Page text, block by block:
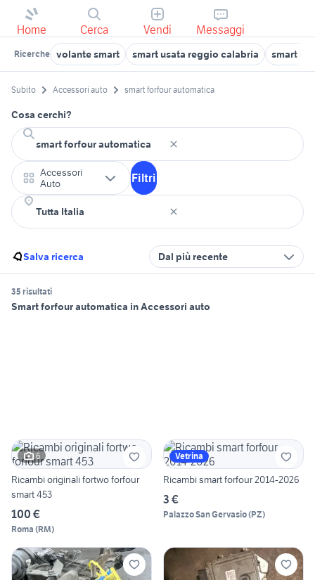
Home Cerca Vendi Messaggi
Ricerche volante smart smart usata reggio calabria smart
Subito Accessori auto smart forfour automatica
Cosa cerchi?
Accessori
Auto
Filtri
Salva ricerca Dal più recente
35 risultati
Smart forfour automatica in Accessori auto
6
Ricambi originali fortwo forfour
smart 453
100 €
Roma (RM)
Vetrina
Ricambi smart forfour 2014-2026
3 €
Palazzo San Gervasio(PZ)